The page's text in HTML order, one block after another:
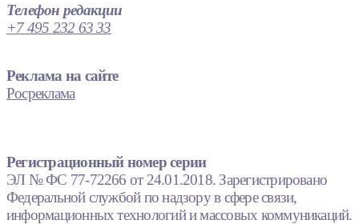
Телефон редакции
+7 495 232 63 33
Реклама на сайте
Росреклама
Регистрационный номер серии
ЭЛ № ФС 77-72266 от 24.01.2018. Зарегистрировано
Федеральной службой по надзору в сфере связи,
информационных технологий и массовых коммуникаций.